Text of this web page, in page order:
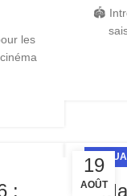
les
🏟️
:
19
AOÛT